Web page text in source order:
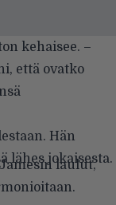
kehaisee. –
että ovatko
Hän
lähes jokaisesta.
laulut,